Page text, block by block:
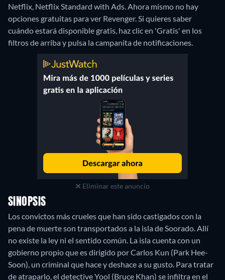
Netflix, Netflix Standard with Ads.Ahora mismo no hay
opciones gratuitas para ver Revenger. Si quieres saber
cuándo estará disponible gratis, haz clic en 'Gratis' en los
filtros de arriba y pulsa la campanita de notificaciones.
Eliminar este anuncio
SINOPSIS
Los convictos más crueles que han sido castigados con la
pena de muerte son transportados a la isla de Soorado. Allí
no existe la ley ni el sentido común. La isla cuenta con un
gobierno propio que es dirigido por Carlos Kun (Park Hee-
Soon), un criminal que hace y deshace a su gusto. Para tratar
de atraparlo, el detective Yool (Bruce Khan) se infiltra en el